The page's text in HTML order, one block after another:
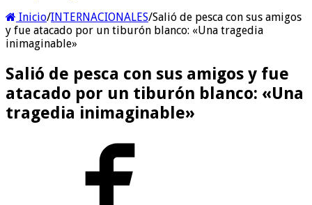
Inicio/INTERNACIONALES/Salió de pesca con sus amigos
y fue atacado por un tiburón blanco: «Una tragedia
inimaginable»
Salió de pesca con sus amigos y fue
atacado por un tiburón blanco: «Una
tragedia inimaginable»